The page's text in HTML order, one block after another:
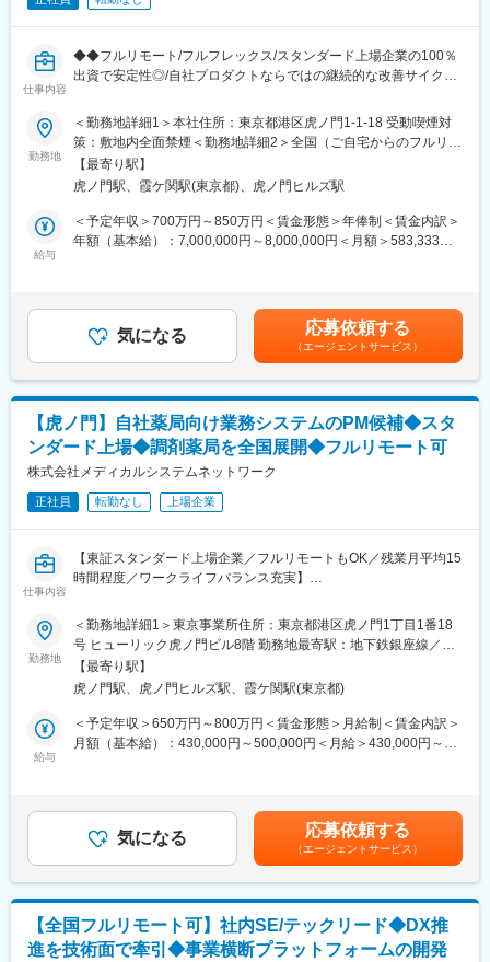
仕事内容
◆◆フルリモート/フルフレックス/スタンダード上場企業の100％
出資で安定性◎/自社プロダクトならではの継続的な改善サイクル
■概要 ～地方在住者・育児中の社員も活躍中！～
ファーマシフトでは、LINEを活用した「つながる薬局」を中心
に、患者と薬局をつなぐ医療プラットフォームの開発・運営を行
っています。
本ポジションでは、開発現場に近い立場で、プロジェクトを着実
に前へ進めるミドルPMとしての役割を期待しています。
親会社 メディカルシステムネットワークでは、「なの花薬局」チ
ェーンを運営しており、利用者の声がダイレクトに感じられる環
■事業概要
「すべての人が健康を自ら選択できる社会」の実現を目指し、患
者と薬局のコミュニケーションを支援するデジタル医療プラット
り便利にするためのサービスです。2026年6月現在、友だち登録
者数は220万人を突破。より多くの患者・薬局に利用されるサー
ビスへと成長を続けています。
■業務内容
・PdM、エンジニア、QA、セールス、CSなど関係者との調整
の落とし込み
・進行管理、スケジュール管理、マイルストーン管理
・障害、不具合、仕様確認等に関する関係者調整
・開発プロセス、チケット管理、リリース運用等の継続的な改善
■開発体制
14名（協力会社含む）の開発チームです。内製化を進めており、
アジャイルで開発を進めています。
◎フルフレックスのため、業務状況やチームとの連携を踏まえつ
つ柔軟に働くことが可能。
◎Slack、Notion、GitHub、Google Workspace等を活用。リモー
トでの情報共有・プロジェクト推進を実施。
変更の範囲：会社の定める業務
勤務地
＜勤務地詳細1＞本社住所：東京都港区虎ノ門1-1-18 受動喫煙対
策：敷地内全面禁煙＜勤務地詳細2＞全国（ご自宅からのフルリモ
ート中心）住所：東京都 受動喫煙対策：敷地内全面禁煙変更の範
囲：会社の定める事業所（リモートワーク含む）
【最寄り駅】
虎ノ門駅、霞ケ関駅(東京都)、虎ノ門ヒルズ駅
給与
＜予定年収＞700万円～850万円＜賃金形態＞年俸制＜賃金内訳＞
年額（基本給）：7,000,000円～8,000,000円＜月額＞583,333円
あります。月給(月額)は固定手当を含めた表記です。
気になる 応募依頼する
（エージェントサービス）
【虎ノ門】自社薬局向け業務システムのPM候補◆スタ
ンダード上場◆調剤薬局を全国展開◆フルリモート可
株式会社メディカルシステムネットワーク
正社員 転勤なし 上場企業
仕事内容
【東証スタンダード上場企業／フルリモートもOK／残業月平均15
時間程度／ワークライフバランス充実】
■業務概要：
「なの花薬局」チェーンの運営・同社グループや加盟登録してい
る一般保険薬局等の医療機関に対し、医薬品調達から薬剤師研修
までの保険薬局運営支援サービスを提供する当社で、プロジェク
トマネージャー業務をお任せします。
＜具体的に＞
システムの開発、業務システム導入、薬局業務で利用するシステ
業務事例：
直営店約450店舗の管理運用システム
医薬品ネットワーク加盟店(約10,000店舗)のシステム運用・開発
て業務をお任せしていきます。
さらなるマネジメント業務や、PMのスペシャリストとして業務を
勤務地
＜勤務地詳細1＞東京事業所住所：東京都港区虎ノ門1丁目1番18
号 ヒューリック虎ノ門ビル8階 勤務地最寄駅：地下鉄銀座線／虎
ノ門駅受動喫煙対策：屋内全面禁煙＜勤務地詳細2＞全国（ご自宅
からのフルリモート中心）住所：支社・支店／全国各地 受動喫煙
トワーク含む）
【最寄り駅】
虎ノ門駅、虎ノ門ヒルズ駅、霞ケ関駅(東京都)
給与
＜予定年収＞650万円～800万円＜賃金形態＞月給制＜賃金内訳＞
月額（基本給）：430,000円～500,000円＜月給＞430,000円～
も目安の金額であり、選考を通じて上下する可能性があります。
月給(月額)は固定手当を含めた表記です。
気になる 応募依頼する
（エージェントサービス）
【全国フルリモート可】社内SE/テックリード◆DX推
進を技術面で牽引◆事業横断プラットフォームの開発